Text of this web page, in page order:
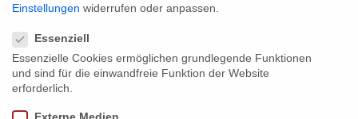
22. September 2021
Why We Fight? feiert Weltpremiere auf
dem Film Fest Gent
Die Freude ist groß: Unser Film "Why We Fight? - Die
Einstellungen widerrufen oder anpassen.
Essenziell
Essenzielle Cookies ermöglichen grundlegende Funktionen
und sind für die einwandfreie Funktion der Website
erforderlich.